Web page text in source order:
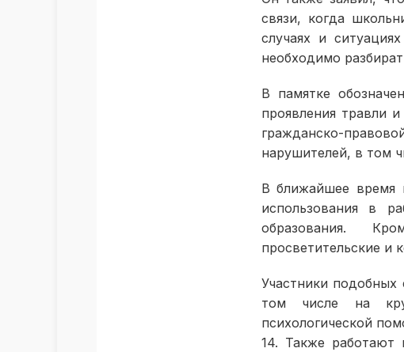
связи, когда
случаях и
необходимо
В памятке
проявления травли
гражданско-
нарушителей, в том
В ближайшее время
использования в
образования.
просветительские и
Участники
том числе на
психологической
14. Также работают